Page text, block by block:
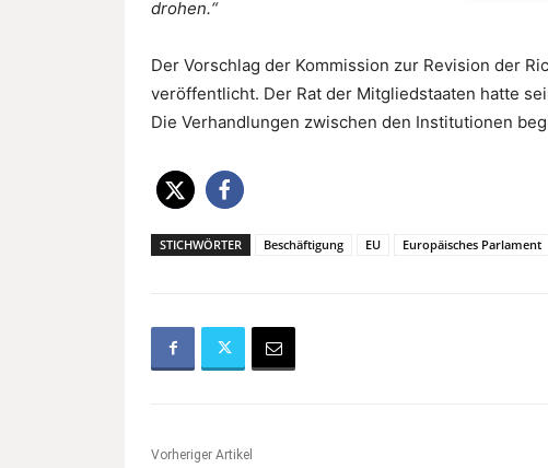
drohen.“
Der Vorschlag der Kommission zur Revision der
veröffentlicht. Der Rat der Mitgliedstaaten hatte
Die Verhandlungen zwischen den Institutionen
STICHWÖRTER Beschäftigung EU Europäisches Parlament
Vorheriger Artikel